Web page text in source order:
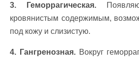
3. Геморрагическая.
кровянистым содержимым,
под кожу и слизистую.
4. Гангренозная.Вокруг